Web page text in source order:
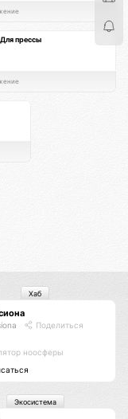
Для прессы
Поделиться
ноосферы
Хаб
Экосистема